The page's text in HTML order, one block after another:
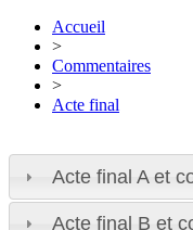
Accueil
>
Commentaires
>
Acte final
Acte final A et
Acte final B et